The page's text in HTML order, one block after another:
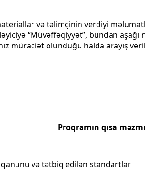
və təlimçinin verdiyi
“Müvəffəqiyyət”, bundan
müraciət olunduğu halda arayış
Proqramın qısa
qanunu və tətbiq edilən standartlar